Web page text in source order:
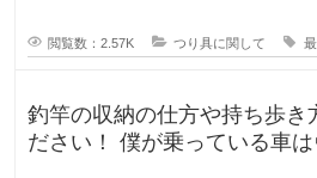
閲覧数：2.57K つり具に関して
釣竿の収納の仕方や持ち歩き
ださい！ 僕が乗っている車はヴィッツなのです